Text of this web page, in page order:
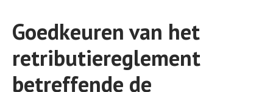
Goedkeuren van het
retributiereglement
betreffende de